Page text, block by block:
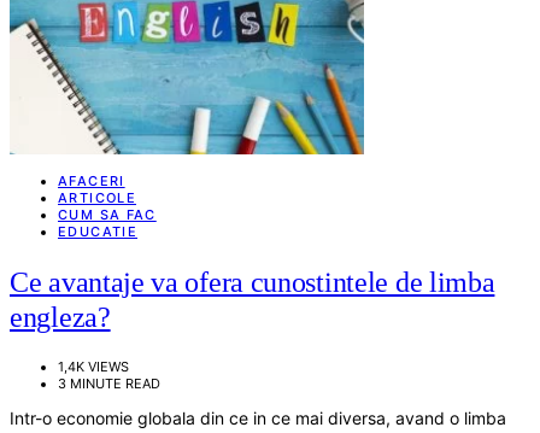
AFACERI
ARTICOLE
CUM SA FAC
EDUCATIE
Ce avantaje va ofera cunostintele de limba
engleza?
1,4K VIEWS
3 MINUTE READ
Intr-o economie globala din ce in ce mai diversa, avand o limba